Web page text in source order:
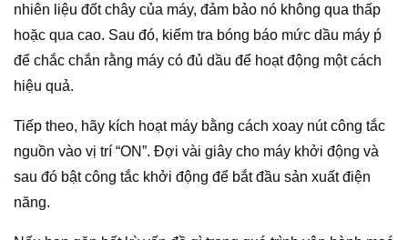
nhiên liệu đốt chây của máy, đảm bảo nó không qua thấp
hoặc qua cao. Sau đó, kiểm tra bóng báo mức dầu máy ṕ
để chắc chắn rằng máy có đủ dầu để hoạt động một cách
hiệu quả.
Tiếp theo, hãy kích hoạt máy bằng cách xoay nút công tắc
nguồn vào vị trí “ON”. Đợi vài giây cho máy khởi động và
sau đó bật công tắc khởi động để bắt đầu sản xuất điện
năng.